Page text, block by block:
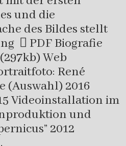
und die
des Bildes stellt
 PDF Biografie
Web
René
(Auswahl) 2016
Videoinstallation im
und
2012